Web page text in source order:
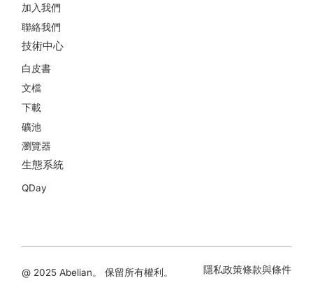
加入我們
聯絡我們
技術中心
白皮書
文檔
下載
礦池
瀏覽器
生態系統
QDay
@ 2025 Abelian。 保留所有權利。 隱私政策條款與條件